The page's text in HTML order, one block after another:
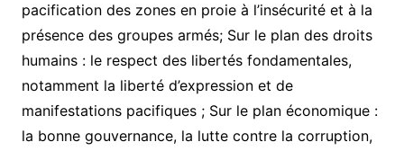
pacification des zones en proie à l’insécurité et à la
présence des groupes armés; Sur le plan des droits
humains : le respect des libertés fondamentales,
notamment la liberté d’expression et de
manifestations pacifiques ; Sur le plan économique :
la bonne gouvernance, la lutte contre la corruption,